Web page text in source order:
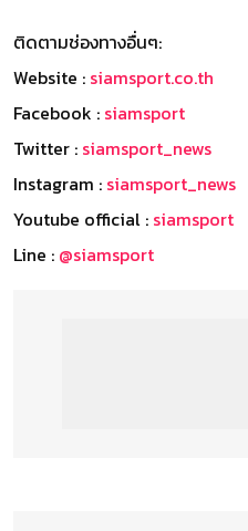
ติดตามช่องทางอื่นๆ:
Website : siamsport.co.th
Facebook : siamsport
Twitter : siamsport_news
Instagram : siamsport_news
Youtube official : siamsport
Line : @siamsport